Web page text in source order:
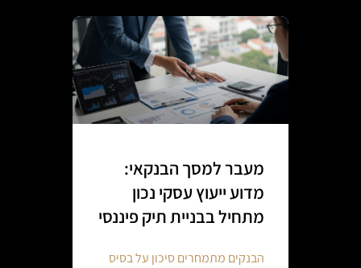
מעבר למסך הבנקאי:
מדוע ייעוץ עסקי נכון
מתחיל בבניית תיק פיננסי
הבנקים מתמחרים סיכון על בסיס